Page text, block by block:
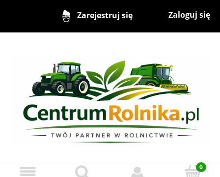
Zarejestruj się Zaloguj się